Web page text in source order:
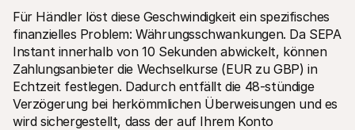
Für Händler löst diese Geschwindigkeit ein spezifisches
finanzielles Problem: Währungsschwankungen. Da SEPA
Instant innerhalb von 10 Sekunden abwickelt, können
Zahlungsanbieter die Wechselkurse (EUR zu GBP) in
Echtzeit festlegen. Dadurch entfällt die 48-stündige
Verzögerung bei herkömmlichen Überweisungen und es
wird sichergestellt, dass der auf Ihrem Konto